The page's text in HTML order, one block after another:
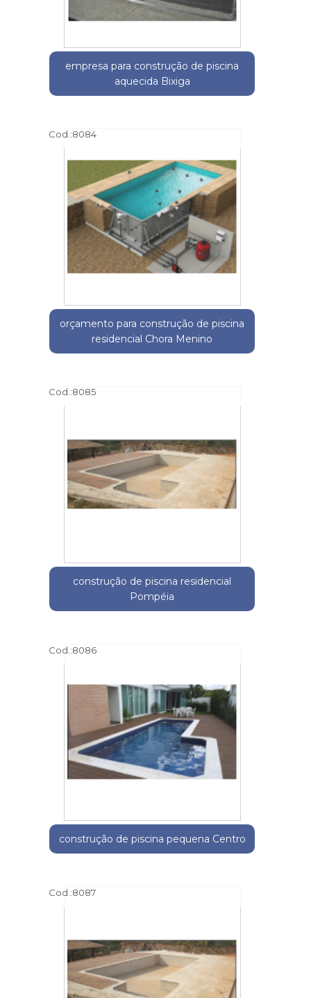
empresa para construção de piscina
aquecida Bixiga
Cod.:8084
orçamento para construção de piscina
residencial Chora Menino
Cod.:8085
construção de piscina residencial
Pompéia
Cod.:8086
construção de piscina pequena Centro
Cod.:8087